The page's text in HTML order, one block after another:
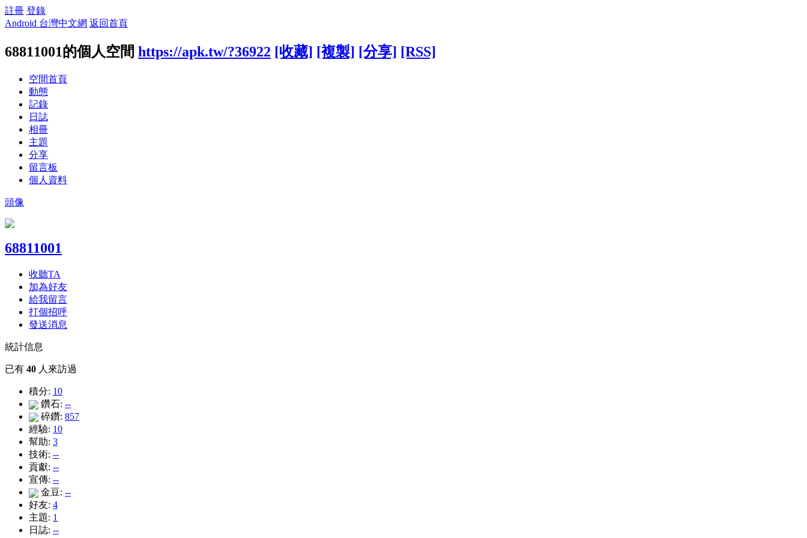
註冊 登錄
Android 台灣中文網 返回首頁
68811001的個人空間 https://apk.tw/?36922 [收藏] [複製] [分享] [RSS]
空間首頁
動態
記錄
日誌
相冊
主題
分享
留言板
個人資料
頭像
68811001
收聽TA
加為好友
給我留言
打個招呼
發送消息
統計信息
已有 40 人來訪過
積分: 10
鑽石: --
碎鑽: 857
經驗: 10
幫助: 3
技術: --
貢獻: --
宣傳: --
金豆: --
好友: 4
主題: 1
日誌: --